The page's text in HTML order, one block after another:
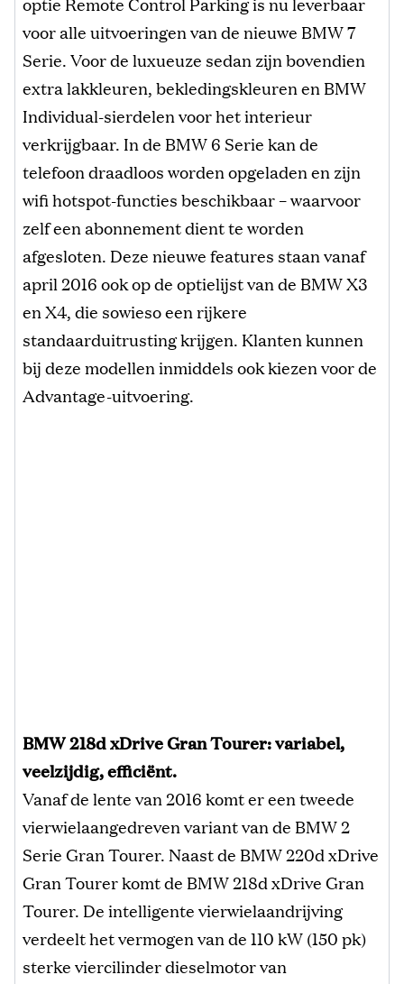
voor alle uitvoeringen van de nieuwe BMW 7
Serie. Voor de luxueuze sedan zijn bovendien
extra lakkleuren, bekledingskleuren en BMW
Individual-sierdelen voor het interieur
verkrijgbaar. In de BMW 6 Serie kan de
telefoon draadloos worden opgeladen en zijn
wifi hotspot-functies beschikbaar – waarvoor
zelf een abonnement dient te worden
afgesloten. Deze nieuwe features staan vanaf
april 2016 ook op de optielijst van de BMW X3
en X4, die sowieso een rijkere
standaarduitrusting krijgen. Klanten kunnen
bij deze modellen inmiddels ook kiezen voor de
Advantage-uitvoering.
BMW 218d xDrive Gran Tourer: variabel,
veelzijdig, efficiënt.
Vanaf de lente van 2016 komt er een tweede
vierwielaangedreven variant van de BMW 2
Serie Gran Tourer. Naast de BMW 220d xDrive
Gran Tourer komt de BMW 218d xDrive Gran
Tourer. De intelligente vierwielaandrijving
verdeelt het vermogen van de 110 kW (150 pk)
sterke viercilinder dieselmotor van